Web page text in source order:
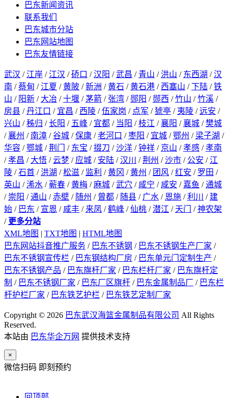
巴东新闻资讯
联系我们
巴东城市分站
巴东网站地图
巴东友情链接
武汉 / 江岸 / 江汉 /硚口 /汉阳 /武昌 / 青山 / 洪山 / 东西湖 /汉
南 /蔡甸 / 江夏 /黄陂 /新洲 /黄石 /黄石港 / 西塞山 /下陆 /铁
山 / 阳新 / 大冶 /十堰 /茅箭 / 张湾 / 郧阳 / 郧西 /竹山 /竹溪 /
房县 /丹江口 / 宜昌 / 西陵 /伍家岗 / 点军 /猇亭 / 夷陵 /远安 /
兴山 /秭归 /长阳 / 五峰 / 宜都 / 当阳 /枝江 /襄阳 /襄城 /樊城
/襄州 / 南漳 /谷城 /保康 /老河口 /枣阳 / 宜城 /鄂州 / 梁子湖 /
华容 /鄂城 /荆门 / 东宝 /掇刀 /沙洋 /钟祥 / 京山 /孝感 /孝南
/孝昌 / 大悟 /云梦 / 应城 / 安陆 /汉川 /荆州 /沙市 / 公安 / 江
陵 /石首 / 洪湖 /松滋 / 监利 /黄冈 /黄州 / 团风 /红安 / 罗田 /
英山 /浠水 /蕲春 /黄梅 / 麻城 /武穴 / 咸宁 / 咸安 / 嘉鱼 /通城
/ 崇阳 /通山 /赤壁 / 随州 / 曾都 / 随县 / 广水 / 恩施 /利川 / 建
始 / 巴东 / 宣恩 / 咸丰 / 来凤 /鹤峰 /仙桃 /潜江 / 天门 /神农架
/ 更多分站
XML地图 | TXT地图 | HTML地图
巴东网站抖音推广服务 / 巴东不锈钢 / 巴东不锈钢生产厂家 /
巴东不锈钢宣传栏 / 巴东钢结构厂房 / 巴东单元门定制生产 /
巴东不锈钢产品 / 巴东旗杆厂家 / 巴东栏杆厂家 / 巴东旗杆定
制 / 巴东不锈钢厂家 / 巴东厂区旗杆 / 巴东金属制品厂 / 巴东栏
杆护栏厂家 / 巴东铁艺护栏 / 巴东铁艺定制厂家
Copyright © 2026 巴东武汉海篮金属制品有限公司 All Rights
Reserved.
本站由 巴东华企万网 提供技术支持
×
微信扫码 即刻预约